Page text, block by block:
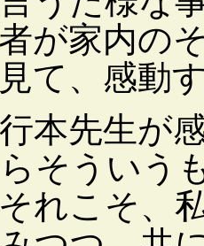
が家内の
て、感動
本先生が
そういう
れこそ、